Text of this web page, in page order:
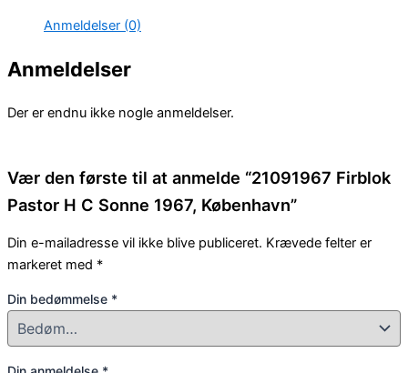
Anmeldelser (0)
Anmeldelser
Der er endnu ikke nogle anmeldelser.
Vær den første til at anmelde “21091967 Firblok
Pastor H C Sonne 1967, København”
Din e-mailadresse vil ikke blive publiceret. Krævede felter er
markeret med *
Din bedømmelse *